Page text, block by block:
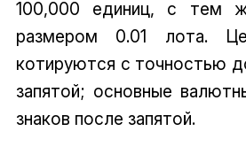
100,000 единиц, с тем
размером 0.01 лота.
котируются с точностью
запятой; основные
знаков после запятой.